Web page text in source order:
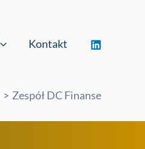
Kontakt
Zespół DC Finanse